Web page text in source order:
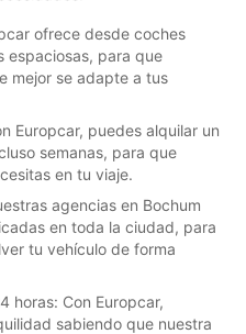
ofrece desde coches
espaciosas, para que
mejor se adapte a tus
Europcar, puedes alquilar un
semanas, para que
en tu viaje.
agencias en Bochum
en toda la ciudad, para
tu vehículo de forma
horas: Con Europcar,
sabiendo que nuestra